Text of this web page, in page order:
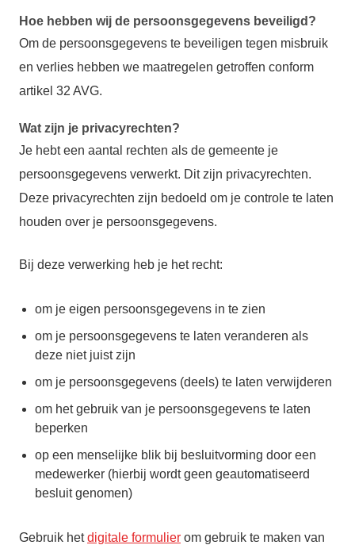
Hoe hebben wij de persoonsgegevens beveiligd?
Om de persoonsgegevens te beveiligen tegen misbruik
en verlies hebben we maatregelen getroffen conform
artikel 32 AVG.
Wat zijn je privacyrechten?
Je hebt een aantal rechten als de gemeente je
persoonsgegevens verwerkt. Dit zijn privacyrechten.
Deze privacyrechten zijn bedoeld om je controle te laten
houden over je persoonsgegevens.
Bij deze verwerking heb je het recht:
om je eigen persoonsgegevens in te zien
om je persoonsgegevens te laten veranderen als
deze niet juist zijn
om je persoonsgegevens (deels) te laten verwijderen
om het gebruik van je persoonsgegevens te laten
beperken
op een menselijke blik bij besluitvorming door een
medewerker (hierbij wordt geen geautomatiseerd
besluit genomen)
Gebruik hetdigitale formulier om gebruik te maken van